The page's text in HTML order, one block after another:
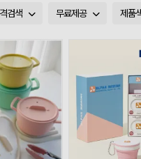
검색 무료제공 제품